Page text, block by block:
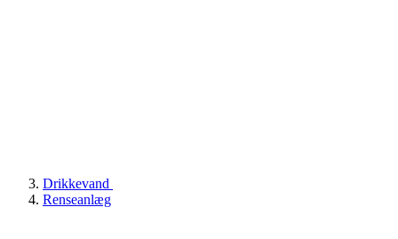
Drikkevand
Renseanlæg